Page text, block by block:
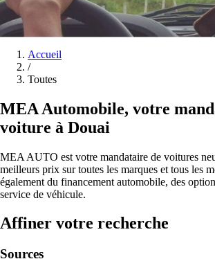
Accueil
/
Toutes
MEA Automobile, votre
voiture à Douai
MEA AUTO est votre mandataire de voitures
meilleurs prix sur toutes les marques et tous les
également du financement automobile, des
service de véhicule.
Affiner votre recherche
Sources